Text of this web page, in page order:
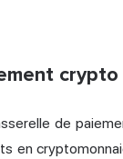
crypto
de
en